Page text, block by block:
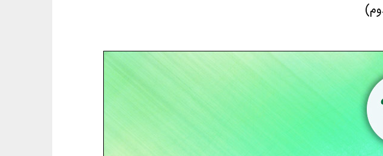
بهترین فیلم‌ها
جانوران مهره‌دار - دوزیستان